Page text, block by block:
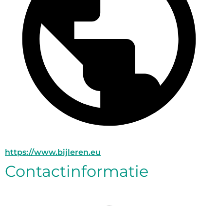
https://www.bijleren.eu
Contactinformatie